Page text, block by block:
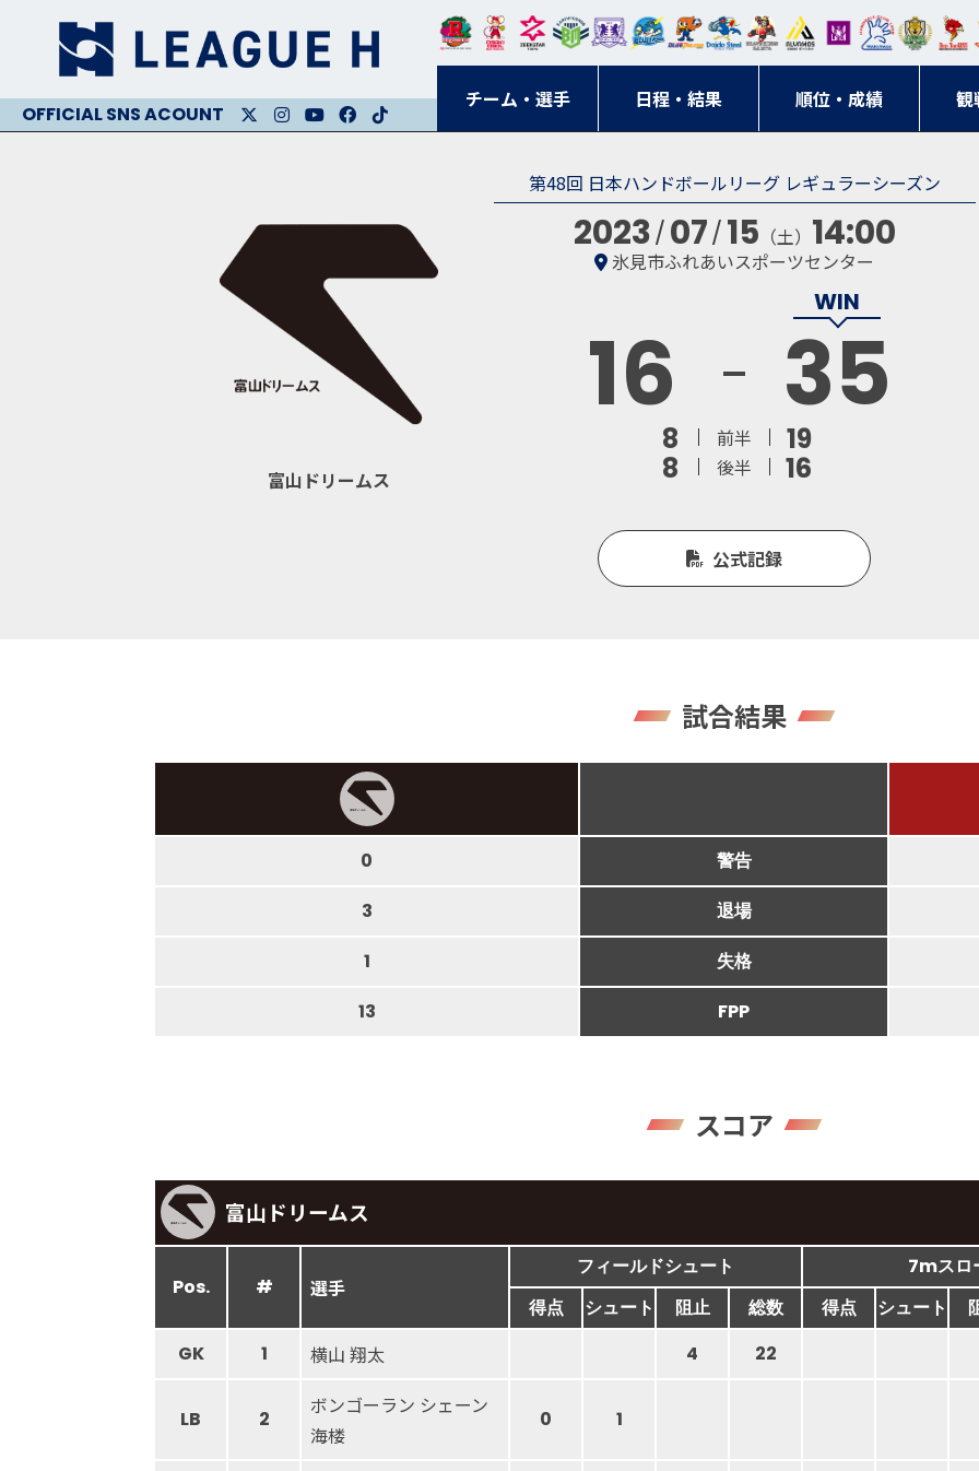
チーム・選手 日程・結果 順位・成績 観
東日
本レ
ガロ
オー
ソル
埼玉
クス
ター
東京
BM
川
ドリ
ーム
ス
寺ブ
ルー
サン
ーフ
ァル
コン
屋
ニッ キン
ス大
阪
エゾハン
ブ
ンウ
ルヴ
ス福
第48回 日本ハンドボールリーグ レギュラーシーズン
富山ドリームス
2023 07 15 （土） 14:00
氷見市ふれあいスポーツセンター
16 35
8 前半
19
8
後半 16
公式記録
試合結果
0
警告
3
退場
1
失格
13
FPP
スコア
富山ドリームス
Pos. # 選手
フィールドシュート
7mスロ
得点
シュート 阻止 総数 得点 シュート
GK
1 横山 翔太 4 22
LB 2
ボンゴーラン シェーン
海楼
0 1